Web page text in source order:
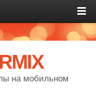
на мобильном